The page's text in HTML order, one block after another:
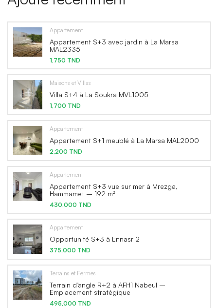
Appartement
Appartement S+3 avec jardin à La Marsa
MAL2335
1,750 TND
Maisons et Villas
Villa S+4 à La Soukra MVL1005
1,700 TND
Appartement
Appartement S+1 meublé à La Marsa MAL2000
2,200 TND
Appartement
Appartement S+3 vue sur mer à Mrezga,
Hammamet – 192 m²
430,000 TND
Appartement
Opportunité S+3 à Ennasr 2
375,000 TND
Terrains et Fermes
Terrain d’angle R+2 à AFH1 Nabeul –
Emplacement stratégique
495,000 TND